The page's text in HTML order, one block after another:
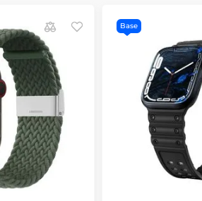
Base